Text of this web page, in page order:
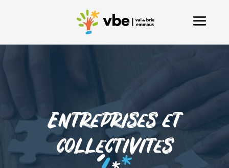
Entreprises et
collectivites